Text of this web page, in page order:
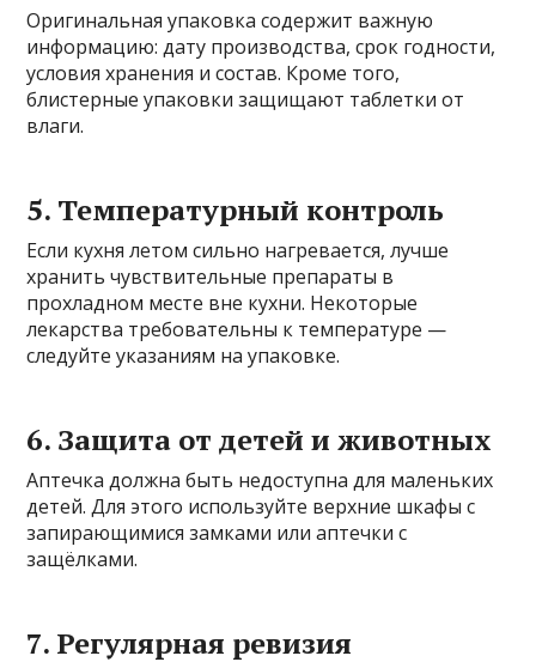
Оригинальная упаковка содержит важную
информацию: дату производства, срок годности,
условия хранения и состав. Кроме того,
блистерные упаковки защищают таблетки от
влаги.
5. Температурный контроль
Если кухня летом сильно нагревается, лучше
хранить чувствительные препараты в
прохладном месте вне кухни. Некоторые
лекарства требовательны к температуре —
следуйте указаниям на упаковке.
6. Защита от детей и животных
Аптечка должна быть недоступна для маленьких
детей. Для этого используйте верхние шкафы с
запирающимися замками или аптечки с
защёлками.
7. Регулярная ревизия